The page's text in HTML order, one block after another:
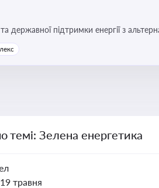
державної підтримки енергії з
темі: Зелена енергетика
травня